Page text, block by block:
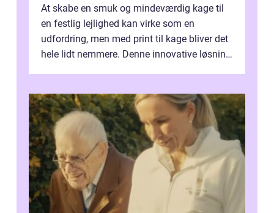
At skabe en smuk og mindeværdig kage til
en festlig lejlighed kan virke som en
udfordring, men med print til kage bliver det
hele lidt nemmere. Denne innovative løsning